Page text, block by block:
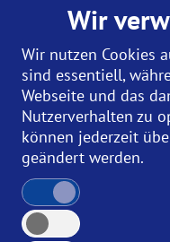
MVZ für
Wir
Wir nutzen Cookies
sind essentiell,
Webseite und das
Nutzerverhalten zu
können jederzeit
geändert werden.